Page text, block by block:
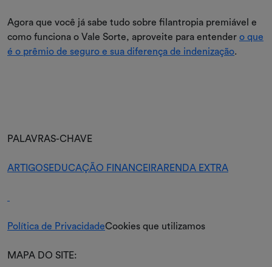
Agora que você já sabe tudo sobre filantropia premiável e
como funciona o Vale Sorte, aproveite para entender o que
é o prêmio de seguro e sua diferença de indenização.
PALAVRAS-CHAVE
ARTIGOSEDUCAÇÃO FINANCEIRARENDA EXTRA
Política de PrivacidadeCookies que utilizamos
MAPA DO SITE: